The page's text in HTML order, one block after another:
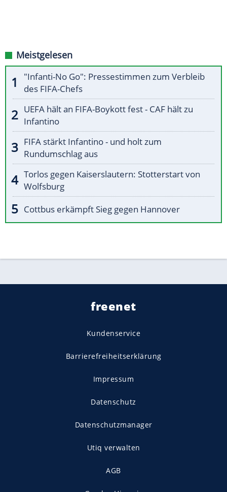
Meistgelesen
"Infanti-No Go": Pressestimmen zum Verbleib
des FIFA-Chefs
UEFA hält an FIFA-Boykott fest - CAF hält zu
Infantino
FIFA stärkt Infantino - und holt zum
Rundumschlag aus
Torlos gegen Kaiserslautern: Stotterstart von
Wolfsburg
Cottbus erkämpft Sieg gegen Hannover
freenet
Kundenservice
Barrierefreiheitserklärung
Impressum
Datenschutz
Datenschutzmanager
Utiq verwalten
AGB